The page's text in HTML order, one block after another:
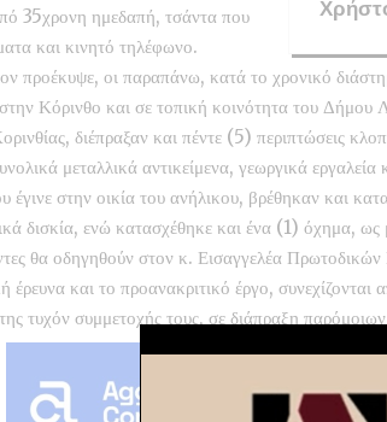
35χρονη ημεδαπή, τσάντα που
και κινητό τηλέφωνο.
προέκυψε, οι παραπάνω, κατά το χρονικό
Κόρινθο και σε τοπική κοινότητα του
διέπραξαν και πέντε (5) περιπτώσεις
μεταλλικά αντικείμενα, γεωργικά εργαλεία
έγινε στην οικία του ανήλικου, βρέθηκαν και
δισκία, ενώ κατασχέθηκε και ένα (1) όχημα, ως
θα οδηγηθούν στον κ. Εισαγγελέα Πρωτοδικών
έρευνα και το προανακριτικό έργο,
τυχόν συμμετοχής τους, σε διάπραξη